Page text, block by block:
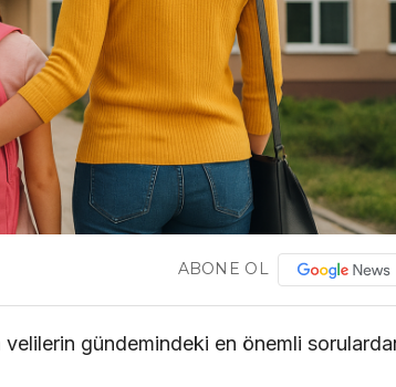
ABONE OL
gündemindeki en önemli